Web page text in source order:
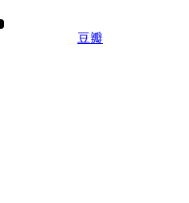
豆瓣